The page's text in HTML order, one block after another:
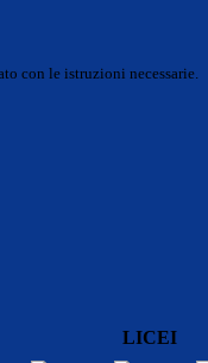
con le istruzioni necessarie.
LICEI